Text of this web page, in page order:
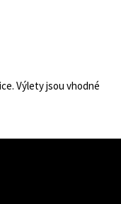
Výlety jsou vhodné